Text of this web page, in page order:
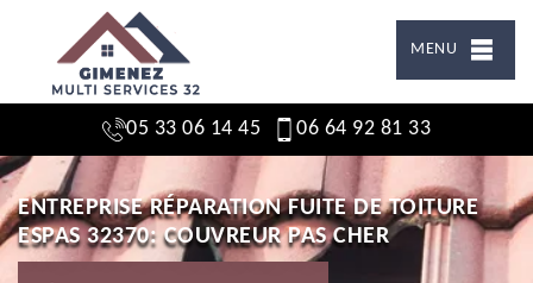
MENU
05 33 06 14 45 06 64 92 81 33
ENTREPRISE RÉPARATION FUITE DE TOITURE
ESPAS 32370: COUVREUR PAS CHER